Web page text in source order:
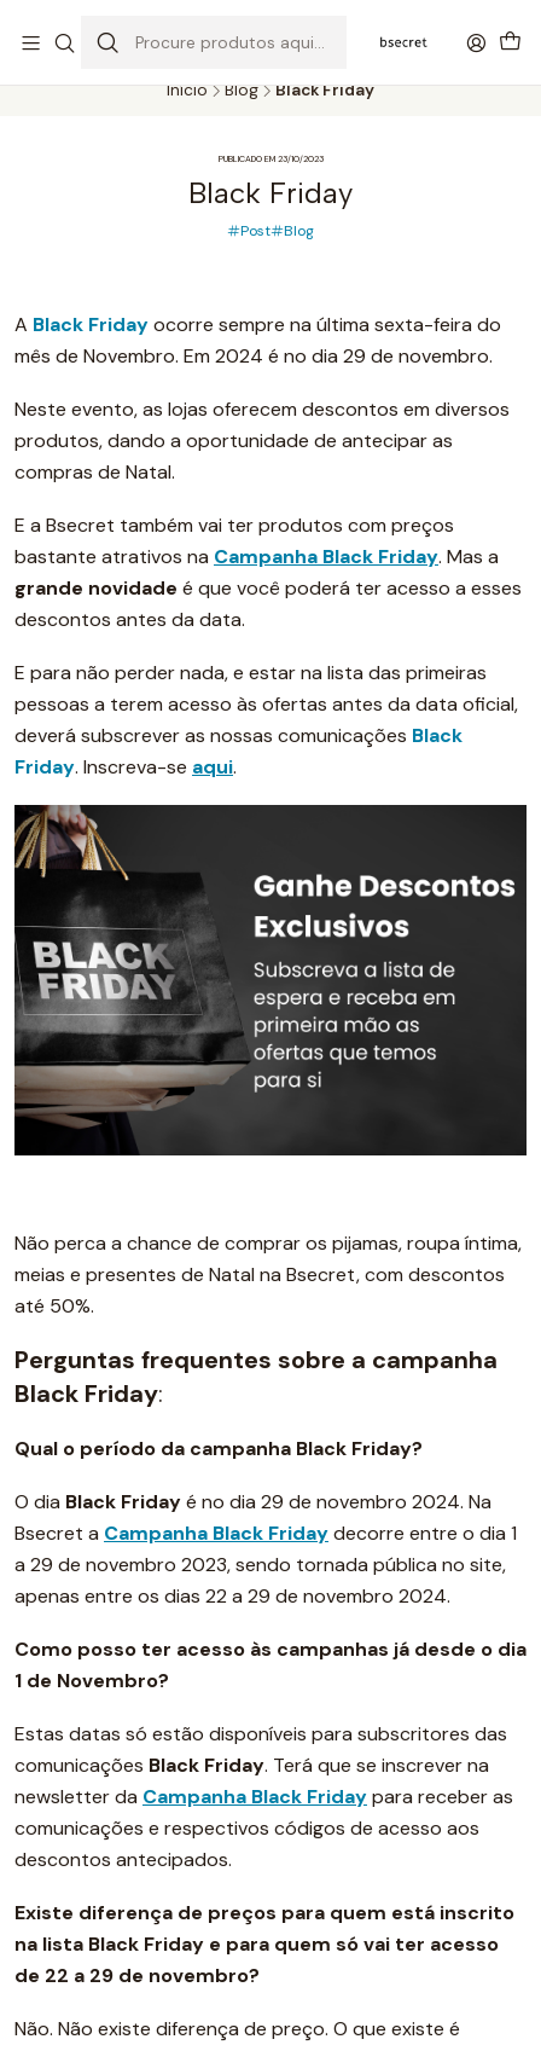
A 5 DIAS
Início Blog Black Friday
PUBLICADO EM 23/10/2023
Black Friday
Post Blog
A Black Fridayocorre sempre na última sexta-feira do
mês de Novembro. Em 2024 é no dia 29 de novembro.
Neste evento, as lojas oferecem descontos em diversos
produtos, dando a oportunidade de antecipar as
compras de Natal.
E a Bsecret também vai ter produtos com preços
bastante atrativos na Campanha Black Friday. Mas a
grande novidade é que você poderá ter acesso a esses
descontos antes da data.
E para não perder nada, e estar na lista das primeiras
pessoas a terem acesso às ofertas antes da data oficial,
deverá subscrever as nossas comunicações Black
Friday. Inscreva-se aqui.
Não perca a chance de comprar os pijamas, roupa íntima,
meias e presentes de Natal na Bsecret, com descontos
até 50%.
Perguntas frequentes sobre a campanha
Black Friday:
Qual o período da campanha Black Friday?
O dia Black Fridayé no dia 29 de novembro 2024. Na
Bsecret a Campanha Black Fridaydecorre entre o dia 1
a 29 de novembro 2023, sendo tornada pública no site,
apenas entre os dias 22 a 29 de novembro 2024.
Como posso ter acesso às campanhas já desde o dia
1 de Novembro?
Estas datas só estão disponíveis para subscritores das
comunicações Black Friday. Terá que se inscrever na
newsletter da Campanha Black Fridaypara receber as
comunicações e respectivos códigos de acesso aos
descontos antecipados.
Existe diferença de preços para quem está inscrito
na lista Black Friday e para quem só vai ter acesso
de 22 a 29 de novembro?
Não. Não existe diferença de preço. O que existe é